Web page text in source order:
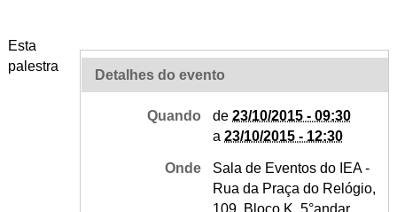
Detalhes do evento
Quando de23/10/2015 - 09:30
a23/10/2015 - 12:30
Onde
Sala de Eventos do IEA -
Rua da Praça do Relógio,
Esta
palestra